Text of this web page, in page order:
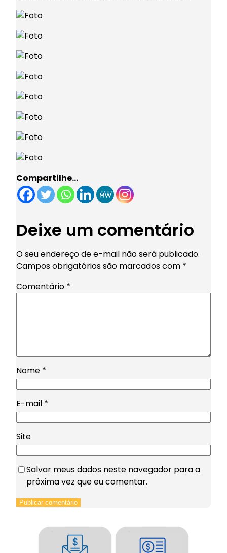
Compartilhe…
Deixe um comentário
O seu endereço de e-mail não será publicado.
Campos obrigatórios são marcados com *
Comentário *
Nome *
E-mail *
Site
Salvar meus dados neste navegador para a
próxima vez que eu comentar.